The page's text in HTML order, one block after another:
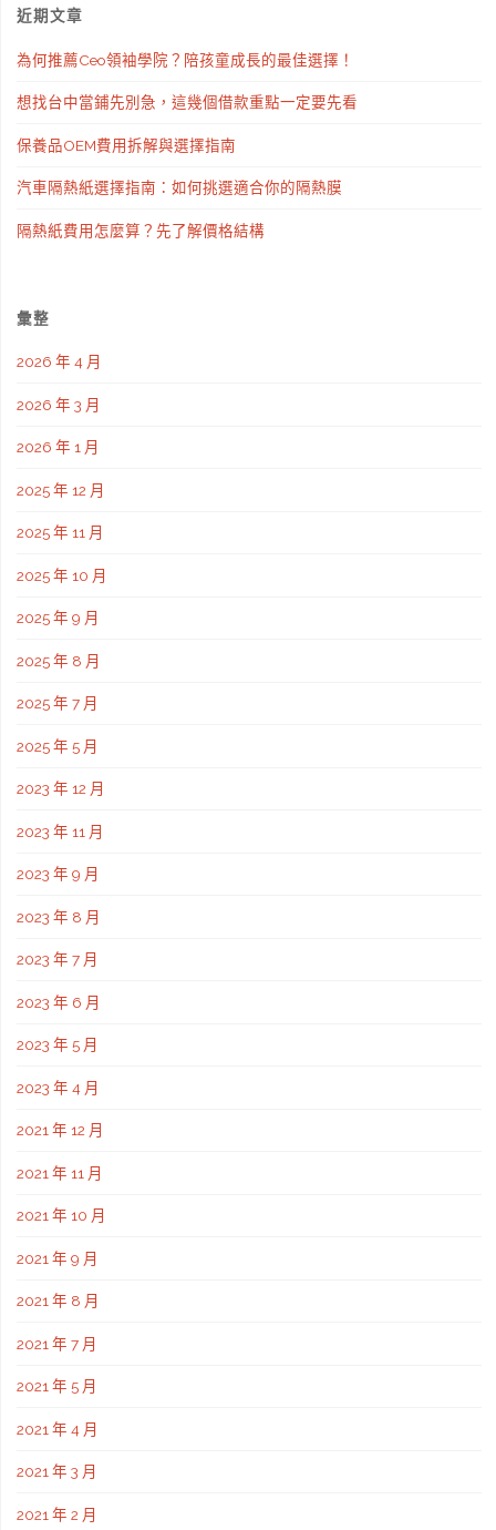
元
情
近期文章
為何推薦Ceo領袖學院？陪孩童成長的最佳選擇！
想找台中當鋪先別急，這幾個借款重點一定要先看
保養品OEM費用拆解與選擇指南
汽車隔熱紙選擇指南：如何挑選適合你的隔熱膜
隔熱紙費用怎麼算？先了解價格結構
彙整
2026 年 4 月
2026 年 3 月
2026 年 1 月
2025 年 12 月
2025 年 11 月
2025 年 10 月
2025 年 9 月
2025 年 8 月
2025 年 7 月
2025 年 5 月
2023 年 12 月
2023 年 11 月
2023 年 9 月
2023 年 8 月
2023 年 7 月
2023 年 6 月
2023 年 5 月
2023 年 4 月
2021 年 12 月
2021 年 11 月
2021 年 10 月
2021 年 9 月
2021 年 8 月
2021 年 7 月
2021 年 5 月
2021 年 4 月
2021 年 3 月
2021 年 2 月